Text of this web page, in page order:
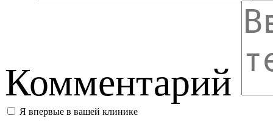
Комментарий
Я впервые в вашей клинике